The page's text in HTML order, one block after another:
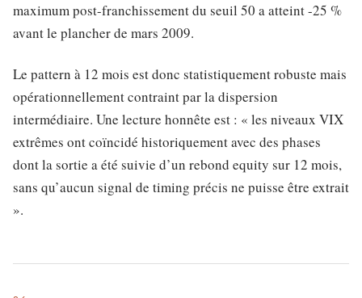
maximum post-franchissement du seuil 50 a atteint -25 %
avant le plancher de mars 2009.
Le pattern à 12 mois est donc statistiquement robuste mais
opérationnellement contraint par la dispersion
intermédiaire. Une lecture honnête est : « les niveaux VIX
extrêmes ont coïncidé historiquement avec des phases
dont la sortie a été suivie d’un rebond equity sur 12 mois,
sans qu’aucun signal de timing précis ne puisse être extrait
».